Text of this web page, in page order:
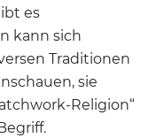
es
kann sich
Traditionen
sie
Religion“